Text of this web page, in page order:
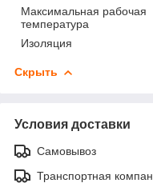
Максимальная рабочая
температура
Изоляция
Скрыть
Условия доставки
Самовывоз
Транспортная